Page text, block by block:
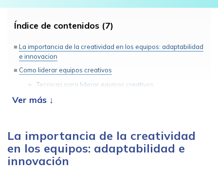
Índice de contenidos (7)
La importancia de la creatividad en los equipos: adaptabilidad
e innovacion
Como liderar equipos creativos
Tecnicas para liderar equipos creativos
Habilidades de un equipo creativo ¿que talento necesita tu
Herramientas que ayudan a generar equipos creativos
Encuentra el mejor software para gestionar equipos creativos
La importancia de la creatividad
en los equipos: adaptabilidad e
innovación